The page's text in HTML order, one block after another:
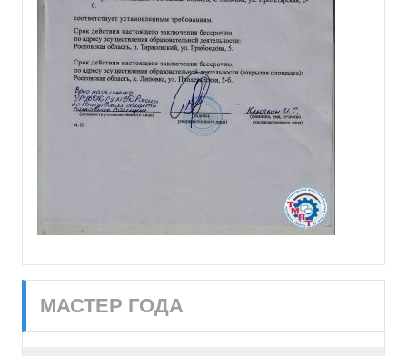
МАСТЕР ГОДА